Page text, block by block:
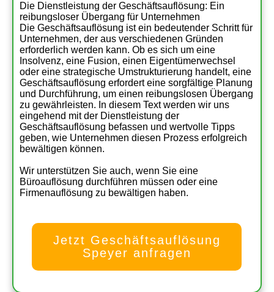
Die Dienstleistung der Geschäftsauflösung: Ein
reibungsloser Übergang für Unternehmen
Die Geschäftsauflösung ist ein bedeutender Schritt für
Unternehmen, der aus verschiedenen Gründen
erforderlich werden kann. Ob es sich um eine
Insolvenz, eine Fusion, einen Eigentümerwechsel
oder eine strategische Umstrukturierung handelt, eine
Geschäftsauflösung erfordert eine sorgfältige Planung
und Durchführung, um einen reibungslosen Übergang
zu gewährleisten. In diesem Text werden wir uns
eingehend mit der Dienstleistung der
Geschäftsauflösung befassen und wertvolle Tipps
geben, wie Unternehmen diesen Prozess erfolgreich
bewältigen können.
Wir unterstützen Sie auch, wenn Sie eine
Büroauflösung durchführen müssen oder eine
Firmenauflösung zu bewältigen haben.
Jetzt Geschäftsauflösung
Speyer anfragen